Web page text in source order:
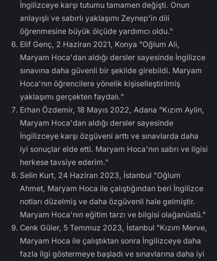
İngilizceye karşı tutumu tamamen değişti. Onun
anlayışlı ve sabırlı yaklaşımı Zeynep'in dili
öğrenmesine büyük ölçüde yardımcı oldu."
Elif Genç, 2 Haziran 2021, Konya "Oğlum Ali,
Maryam Hoca'dan aldığı dersler sayesinde İngilizce
sınavına daha güvenli bir şekilde girebildi. Maryam
Hoca'nın öğrencilere yönelik kişiselleştirilmiş
yaklaşımı gerçekten faydalı."
Erhan Özdemir, 18 Mayıs 2022, Adana "Kızım Aylin,
Maryam Hoca'dan aldığı dersler sayesinde
İngilizceye karşı özgüveni arttı ve sınavlarda daha
iyi sonuçlar elde etti. Maryam Hoca'nın sabrı ve ilgisi
herkese tavsiye ederim."
Selin Kurt, 24 Haziran 2023, İstanbul "Oğlum
Ahmet, Maryam Hoca ile çalıştığından beri İngilizce
notları düzelmiş ve daha özgüvenli hale gelmiştir.
Maryam Hoca'nın eğitim tarzı ve bilgisi olağanüstü."
Cenk Güler, 5 Temmuz 2023, İstanbul "Kızım Merve,
Maryam Hoca ile çalıştıktan sonra İngilizceye daha
fazla ilgi göstermeye başladı ve sınavlarına daha iyi